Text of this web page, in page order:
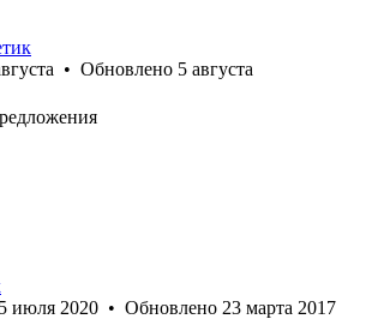
• Обновлено 5 августа
июля 2020 • Обновлено 23 марта 2017